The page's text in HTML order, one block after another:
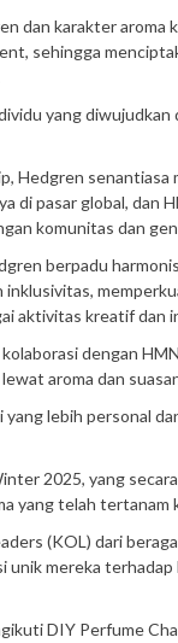
dan karakter aroma
sehingga
yang diwujudkan
Hedgren senantiasa
di pasar global, dan
komunitas dan
berpadu
inklusivitas,
aktivitas kreatif dan
dengan
aroma dan
lebih personal
2025, yang
yang telah tertanam
(KOL) dari
unik mereka
DIY Perfume